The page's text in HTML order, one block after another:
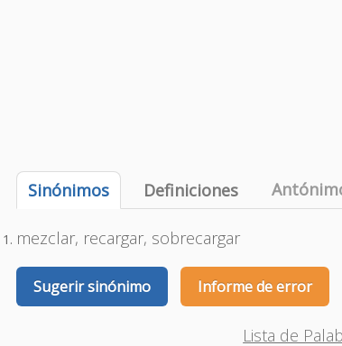
Sinónimos Definiciones
mezclar, recargar, sobrecargar
Sugerir sinónimo Informe de error
Lista de